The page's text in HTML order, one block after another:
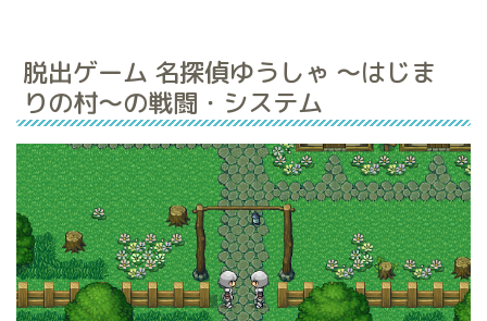
脱出ゲーム 名探偵ゆうしゃ 〜はじま
りの村〜の戦闘・システム